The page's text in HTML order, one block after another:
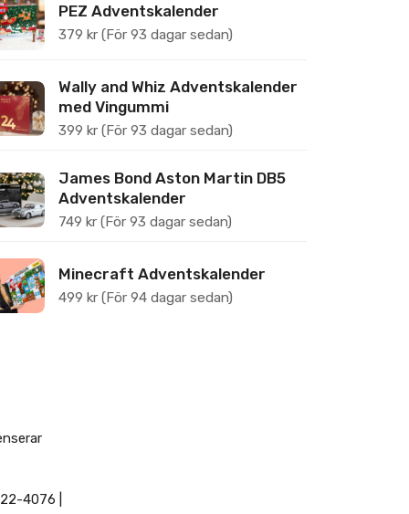
PEZ Adventskalender
379kr (För 93 dagar sedan)
Wally and Whiz Adventskalender
med Vingummi
399kr (För 93 dagar sedan)
James Bond Aston Martin DB5
Adventskalender
749kr (För 93 dagar sedan)
Minecraft Adventskalender
499kr (För 94 dagar sedan)
4076 |